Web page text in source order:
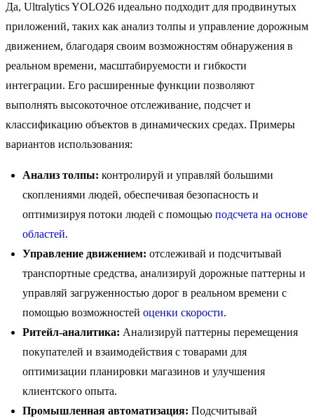
Да, Ultralytics YOLO26 идеально подходит для продвинутых
приложений, таких как анализ толпы и управление дорожным
движением, благодаря своим возможностям обнаружения в
реальном времени, масштабируемости и гибкости
интеграции. Его расширенные функции позволяют
выполнять высокоточное отслеживание, подсчет и
классификацию объектов в динамических средах. Примеры
вариантов использования:
Анализ толпы: контролируй и управляй большими
скоплениями людей, обеспечивая безопасность и
оптимизируя потоки людей с помощью подсчета на основе
областей.
Управление движением: отслеживай и подсчитывай
транспортные средства, анализируй дорожные паттерны и
управляй загруженностью дорог в реальном времени с
помощью возможностей оценки скорости.
Ритейл-аналитика: Анализируй паттерны перемещения
покупателей и взаимодействия с товарами для
оптимизации планировки магазинов и улучшения
клиентского опыта.
Промышленная автоматизация: Подсчитывай